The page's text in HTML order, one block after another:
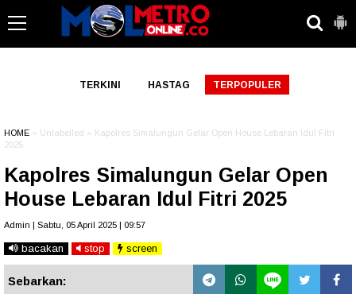
TERKINI HASTAG TERPOPULER
HOME » Unlabelled » Kapolres Simalungun Gelar Open House Lebaran Idul Fitri
2025
Kapolres Simalungun Gelar Open
House Lebaran Idul Fitri 2025
Admin | Sabtu, 05 April 2025 | 09:57
bacakan stop screen
Sebarkan: